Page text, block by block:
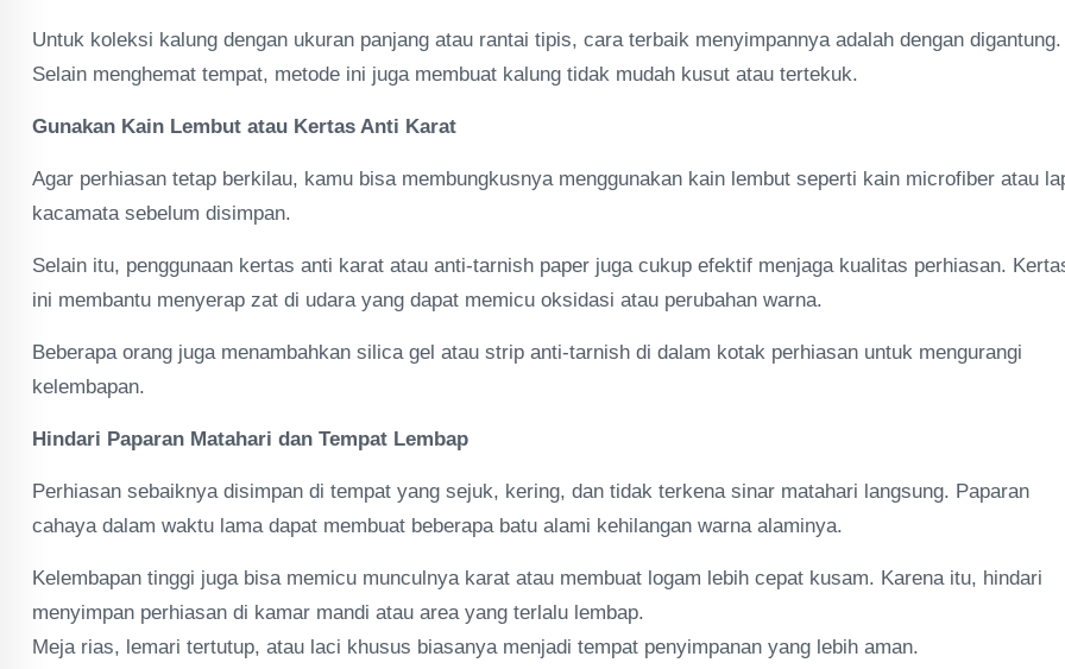
Untuk koleksi kalung dengan ukuran panjang atau rantai tipis, cara terbaik menyimpannya adalah dengan digantung.
Selain menghemat tempat, metode ini juga membuat kalung tidak mudah kusut atau tertekuk.
Gunakan Kain Lembut atau Kertas Anti Karat
Agar perhiasan tetap berkilau, kamu bisa membungkusnya menggunakan kain lembut seperti kain microfiber atau
kacamata sebelum disimpan.
Selain itu, penggunaan kertas anti karat atau anti-tarnish paper juga cukup efektif menjaga kualitas perhiasan.
ini membantu menyerap zat di udara yang dapat memicu oksidasi atau perubahan warna.
Beberapa orang juga menambahkan silica gel atau strip anti-tarnish di dalam kotak perhiasan untuk mengurangi
kelembapan.
Hindari Paparan Matahari dan Tempat Lembap
Perhiasan sebaiknya disimpan di tempat yang sejuk, kering, dan tidak terkena sinar matahari langsung. Paparan
cahaya dalam waktu lama dapat membuat beberapa batu alami kehilangan warna alaminya.
Kelembapan tinggi juga bisa memicu munculnya karat atau membuat logam lebih cepat kusam. Karena itu, hindari
menyimpan perhiasan di kamar mandi atau area yang terlalu lembap.
Meja rias, lemari tertutup, atau laci khusus biasanya menjadi tempat penyimpanan yang lebih aman.